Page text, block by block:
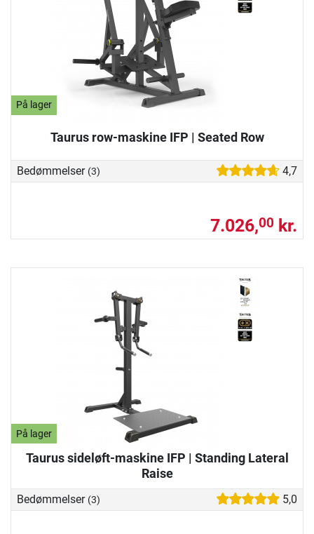
På lager
Taurus row-maskine IFP | Seated Row
Bedømmelser (3) 4,7
7.026,00 kr.
På lager
Taurus sideløft-maskine IFP | Standing Lateral
Raise
Bedømmelser (3) 5,0